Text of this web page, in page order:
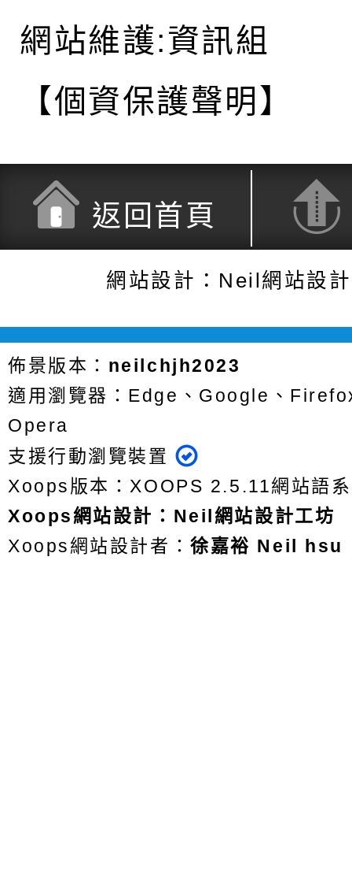
網站維護:資訊組
【個資保護聲明】
返回首頁
網站設計：Neil網站設
佈景版本： neilchjh2023
適用瀏覽器：Edge、Google、
Opera
支援行動瀏覽裝置
Xoops版本：XOOPS 2.5.11網站語
Xoops網站設計 ： Neil網站設計工坊
Xoops網站設計者：徐嘉裕 Neil hsu